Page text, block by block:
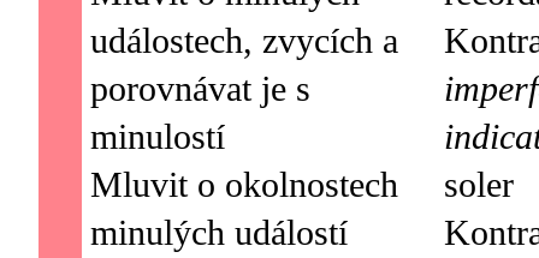
událostech, zvycích a
porovnávat je s
minulostí
Mluvit o okolnostech
minulých událostí
soler